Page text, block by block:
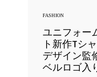
FASHION
ユニフォー
ト新作Tシ
デザイン監
ベルロゴ入